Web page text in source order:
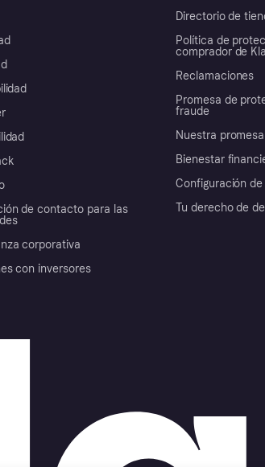
de contacto para las
corporativa
con inversores
Directorio de
Política de
comprador de
Reclamaciones
Promesa de
fraude
Nuestra promesa
Bienestar
Configuración
Tu derecho de